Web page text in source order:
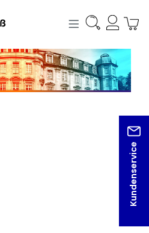
Kundenservice